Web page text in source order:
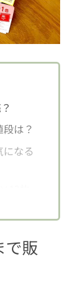
は？
なる
枚
で販